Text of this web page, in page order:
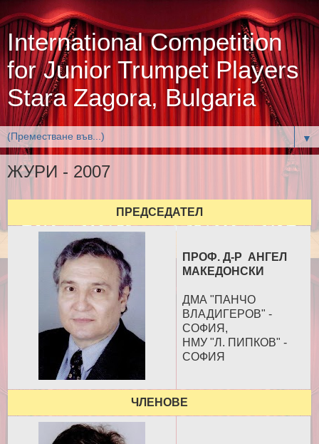
International Competition
for Junior Trumpet Players
Stara Zagora, Bulgaria
▼
ЖУРИ - 2007
ПРЕДСЕДАТЕЛ
ПРОФ. Д-Р АНГЕЛ
МАКЕДОНСКИ
ДМА "ПАНЧО
ВЛАДИГЕРОВ" -
СОФИЯ,
НМУ "Л. ПИПКОВ" -
СОФИЯ
ЧЛЕНОВЕ